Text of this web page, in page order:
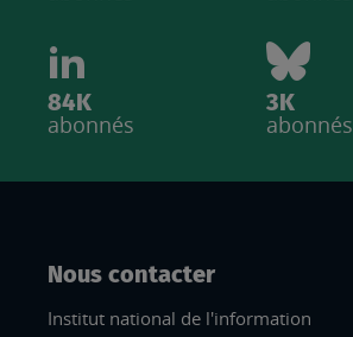
84K
abonnés
3K
abonnés
Nous contacter
Institut national de l'information